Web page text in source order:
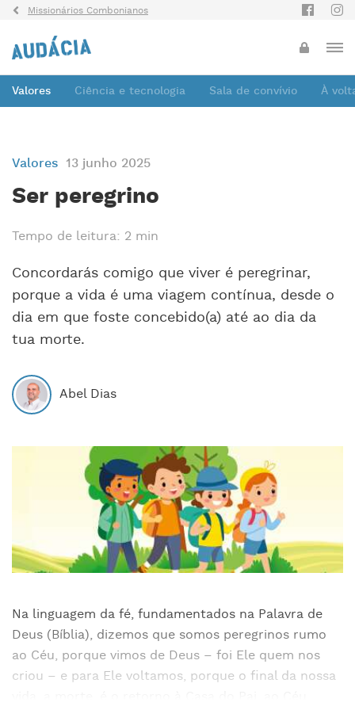
Missionários Combonianos
Valores Ciência e tecnologia Sala de convívio À
Valores 13 junho 2025
Ser peregrino
Tempo de leitura: 2 min
Concordarás comigo que viver é peregrinar,
porque a vida é uma viagem contínua, desde o
dia em que foste concebido(a) até ao dia da
tua morte.
Abel Dias
Na linguagem da fé, fundamentados na Palavra de
Deus (Bíblia), dizemos que somos peregrinos rumo
ao Céu, porque vimos de Deus – foi Ele quem nos
criou – e para Ele voltamos, porque o final da nossa